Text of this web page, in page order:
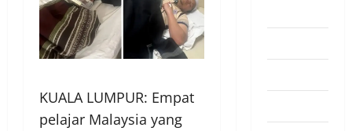
KUALA LUMPUR: Empat
pelajar Malaysia yang